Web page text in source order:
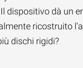
dispositivo dà un
ricostruito
dischi rigidi?